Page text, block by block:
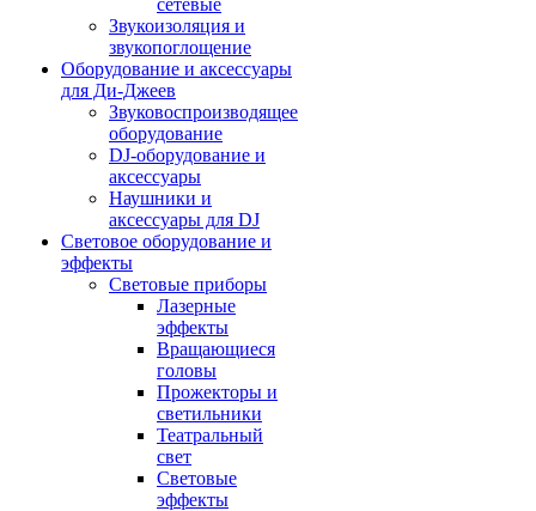
сетевые
Звукоизоляция и
звукопоглощение
Оборудование и аксессуары
для Ди-Джеев
Звуковоспроизводящее
оборудование
DJ-оборудование и
аксессуары
Наушники и
аксессуары для DJ
Световое оборудование и
эффекты
Световые приборы
Лазерные
эффекты
Вращающиеся
головы
Прожекторы и
светильники
Театральный
свет
Световые
эффекты